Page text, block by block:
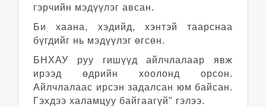
гэрчийн мэдүүлэг авсан.
Би хаана, хэдийд, хэнтэй таарснаа
бүгдийг нь мэдүүлэг өгсөн.
БНХАУ руу гишүүд айлчлалаар явж
ирээд өдрийн хоолонд орсон.
Айлчлалаас ирсэн задалсан юм байсан.
Гэхдээ халамцуу байгаагүй" гэлээ.